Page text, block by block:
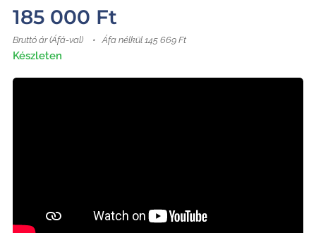
185 000 Ft
Bruttó ár (Áfá-val) Áfa nélkül 145 669 Ft
Készleten